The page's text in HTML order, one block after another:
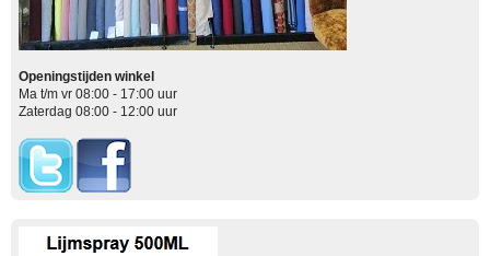
Openingstijden winkel
Ma t/m vr 08:00 - 17:00 uur
Zaterdag 08:00 - 12:00 uur